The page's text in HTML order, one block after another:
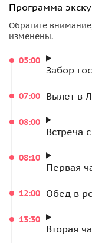
одежду,
времени пройдет
• удобная обувь,
• деньги (для
дыханию истории.
Программа
Обратите
изменены.
05:00
Забор
07:00 Вылет в
08:00
Встреча
08:10
Первая
12:00 Обед в
13:30
Вторая